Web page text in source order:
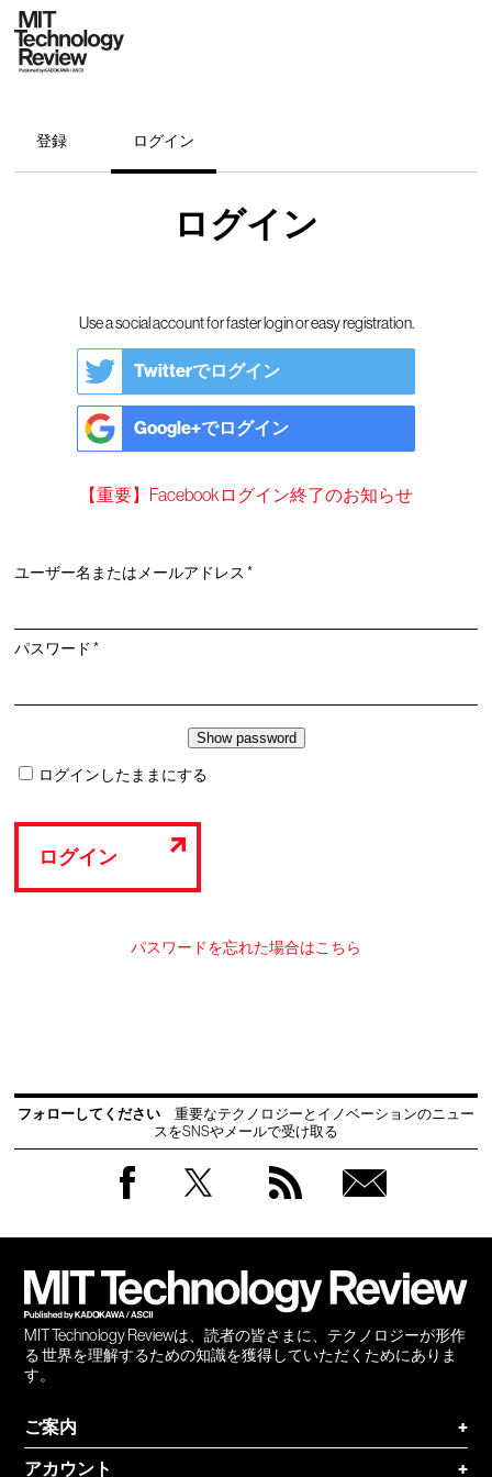
登録 ログイン
ログイン
Use a social account for faster login or easy registration.
Twitterでログイン
Google+でログイン
【重要】Facebookログイン終了のお知らせ
ユーザー名またはメールアドレス*必
パスワード*必
ログインしたままにする
ログイン
パスワードを忘れた場合はこちら
フォローしてください
重要なテクノロジーとイノベーションのニュー
スをSNSやメールで受け取る
MIT Technology Reviewは、読者の皆さまに、テクノロジーが形作
る 世界を理解するための知識を獲得していただくためにありま
す。
ご案内
+
アカウント
+